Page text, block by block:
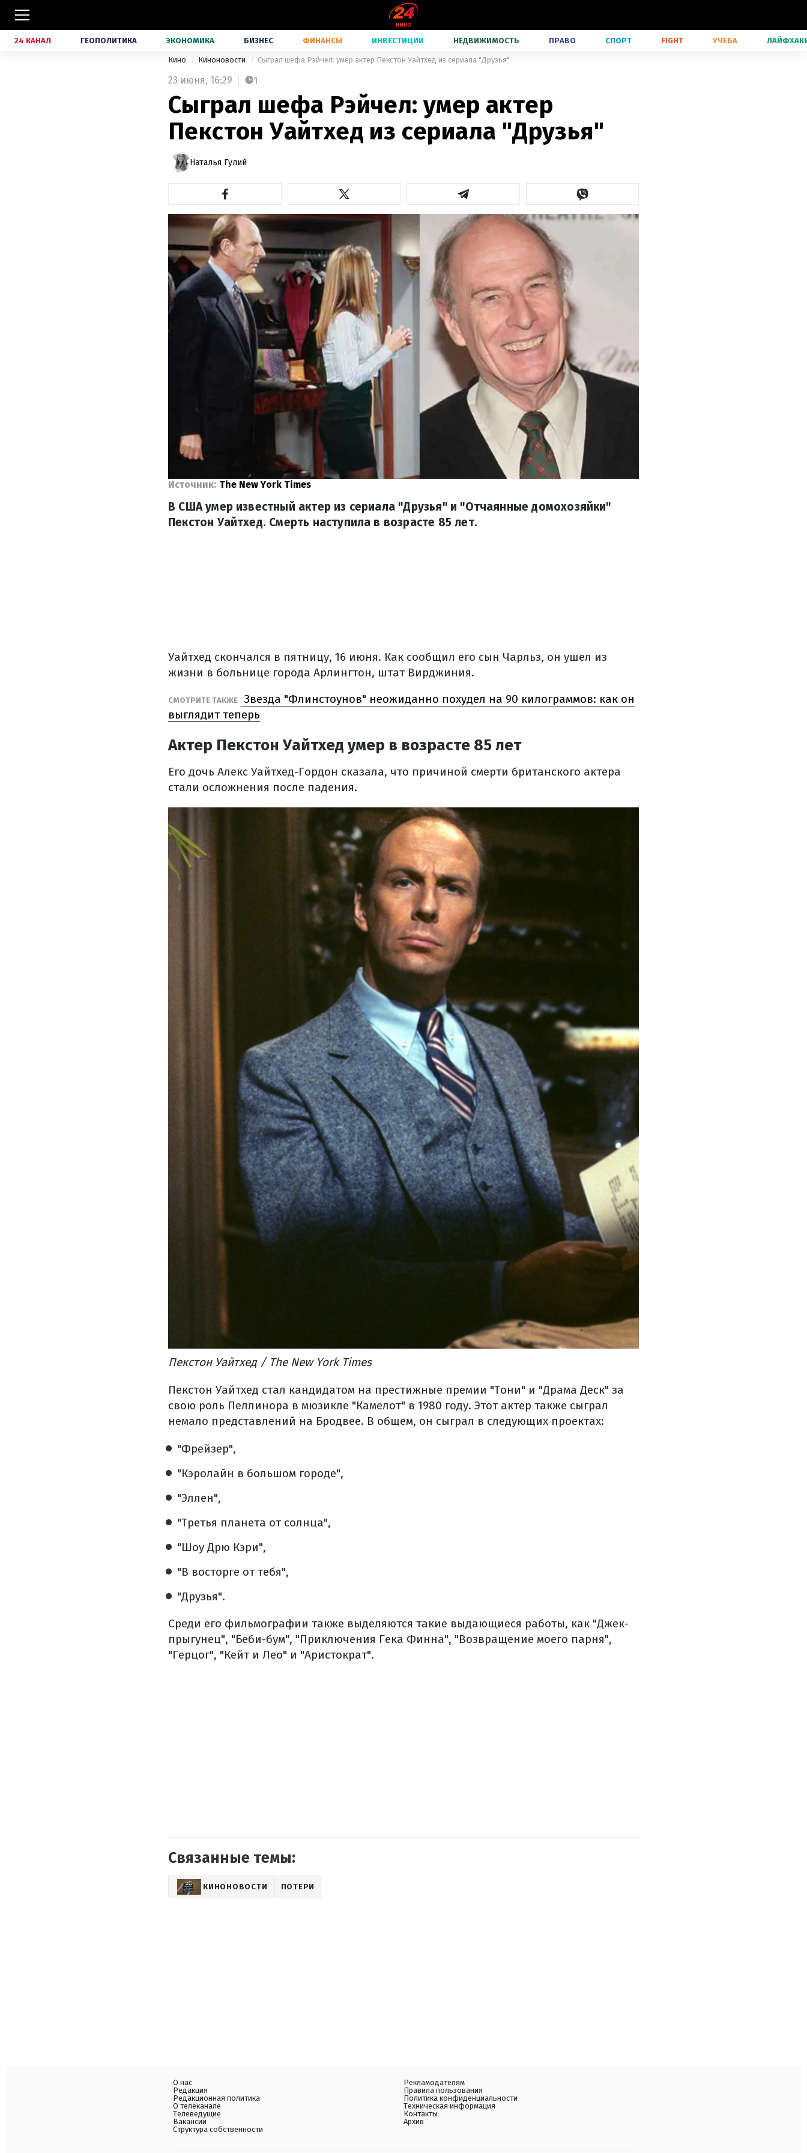
24 КАНАЛ ГЕОПОЛИТИКА ЭКОНОМИКА БИЗНЕС ФИНАНСЫ ИНВЕСТИЦИИ НЕДВИЖИМОСТЬ ПРАВО СПОРТ FIGHT УЧЕБА
Кино Киноновости Сыграл шефа Рэйчел: умер актер Пекстон Уайтхед из сериала "Друзья"
23 июня, 16:29 1
Сыграл шефа Рэйчел: умер актер
Пекстон Уайтхед из сериала "Друзья"
Наталья Гулий
Источник: The New York Times
В США умер известный актер из сериала "Друзья" и "Отчаянные домохозяйки"
Пекстон Уайтхед. Смерть наступила в возрасте 85 лет.
Уайтхед скончался в пятницу, 16 июня. Как сообщил его сын Чарльз, он ушел из
жизни в больнице города Арлингтон, штат Вирджиния.
СМОТРИТЕ ТАКЖЕ
Звезда "Флинстоунов" неожиданно похудел на 90 килограммов: как он
выглядит теперь
Актер Пекстон Уайтхед умер в возрасте 85 лет
Его дочь Алекс Уайтхед-Гордон сказала, что причиной смерти британского актера
стали осложнения после падения.
Пекстон Уайтхед / The New York Times
Пекстон Уайтхед стал кандидатом на престижные премии "Тони" и "Драма Деск" за
свою роль Пеллинора в мюзикле "Камелот" в 1980 году. Этот актер также сыграл
немало представлений на Бродвее. В общем, он сыграл в следующих проектах:
"Фрейзер",
"Кэролайн в большом городе",
"Эллен",
"Третья планета от солнца",
"Шоу Дрю Кэри",
"В восторге от тебя",
"Друзья".
Среди его фильмографии также выделяются такие выдающиеся работы, как "Джек-
прыгунец", "Беби-бум", "Приключения Гека Финна", "Возвращение моего парня",
"Герцог", "Кейт и Лео" и "Аристократ".
Связанные темы:
КИНОНОВОСТИ ПОТЕРИ
О нас
Редакция
Редакционная политика
О телеканале
Телеведущие
Вакансии
Структура собственности
Рекламодателям
Правила пользования
Политика конфиденциальности
Техническая информация
Контакты
Архив